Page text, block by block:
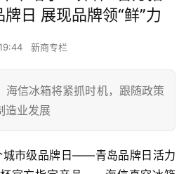
日 展现品牌领“鲜”力
新商专栏
海信冰箱将紧抓时机，跟随政策
造业发展
城市级品牌日——青岛品牌日活力